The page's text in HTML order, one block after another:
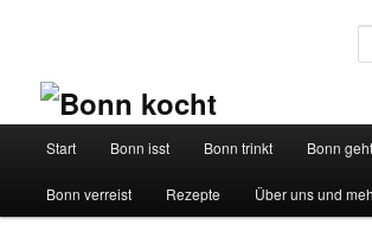
Zum
Inhalt
Zum
sekundären
Start Bonn isst Bonn trinkt Bonn
Bonn verreist Rezepte Über uns und